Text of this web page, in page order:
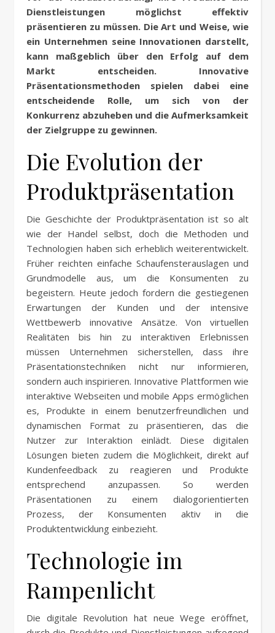
Dienstleistungen möglichst effektiv
präsentieren zu müssen. Die Art und Weise, wie
ein Unternehmen seine Innovationen darstellt,
kann maßgeblich über den Erfolg auf dem
Markt entscheiden. Innovative
Präsentationsmethoden spielen dabei eine
entscheidende Rolle, um sich von der
Konkurrenz abzuheben und die Aufmerksamkeit
der Zielgruppe zu gewinnen.
Die Evolution der
Produktpräsentation
Die Geschichte der Produktpräsentation ist so alt
wie der Handel selbst, doch die Methoden und
Technologien haben sich erheblich weiterentwickelt.
Früher reichten einfache Schaufensterauslagen und
Grundmodelle aus, um die Konsumenten zu
begeistern. Heute jedoch fordern die gestiegenen
Erwartungen der Kunden und der intensive
Wettbewerb innovative Ansätze. Von virtuellen
Realitäten bis hin zu interaktiven Erlebnissen
müssen Unternehmen sicherstellen, dass ihre
Präsentationstechniken nicht nur informieren,
sondern auch inspirieren. Innovative Plattformen wie
interaktive Webseiten und mobile Apps ermöglichen
es, Produkte in einem benutzerfreundlichen und
dynamischen Format zu präsentieren, das die
Nutzer zur Interaktion einlädt. Diese digitalen
Lösungen bieten zudem die Möglichkeit, direkt auf
Kundenfeedback zu reagieren und Produkte
entsprechend anzupassen. So werden
Präsentationen zu einem dialogorientierten
Prozess, der Konsumenten aktiv in die
Produktentwicklung einbezieht.
Technologie im
Rampenlicht
Die digitale Revolution hat neue Wege eröffnet,